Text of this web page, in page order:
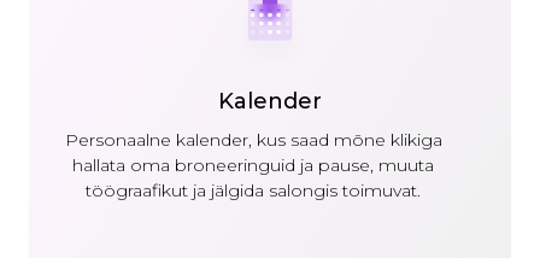
Kalender
Personaalne kalender, kus saad mõne klikiga
hallata oma broneeringuid ja pause, muuta
töögraafikut ja jälgida salongis toimuvat.